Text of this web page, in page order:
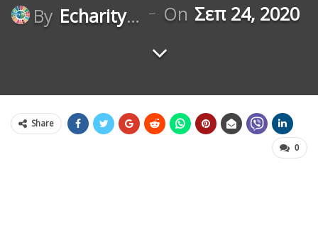
By Echaritygr On Σεπ 24, 2020
Share
0